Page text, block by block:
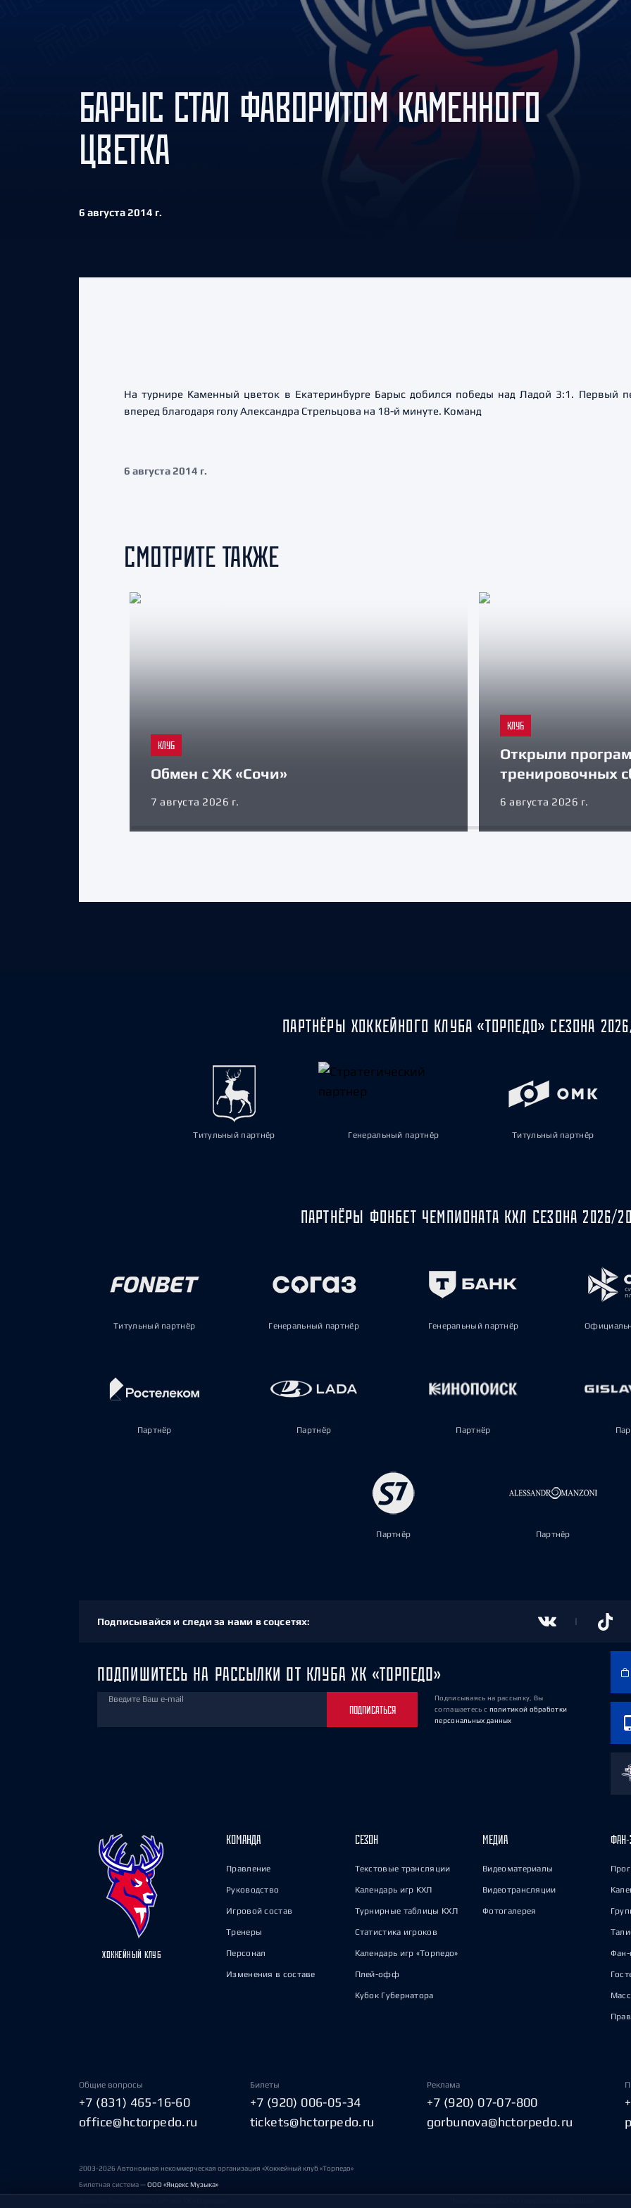
Амур
Барыс
Салават Юлаев
Сибирь
БАРЫС СТАЛ ФАВОРИТОМ КАМЕННОГО
ЦВЕТКА
6 августа 2014 г.
На турнире Каменный цветок в Екатеринбурге Барыс добился победы над Ладой 3:1. Первый
вперед благодаря голу Александра Стрельцова на 18-й минуте. Команд
6 августа 2014 г.
СМОТРИТЕ ТАКЖЕ
КЛУБ
Обмен с ХК «Сочи»
7 августа 2026 г.
КЛУБ
Открыли
тренировочных
6 августа 2026 г.
ПАРТНЁРЫ ХОККЕЙНОГО КЛУБА «ТОРПЕДО» СЕЗОНА
Титульный партнёр Генеральный партнёр Титульный партнёр
ПАРТНЁРЫ ФОНБЕТ ЧЕМПИОНАТА КХЛ СЕЗОНА 2026/
Титульный партнёр Генеральный партнёр Генеральный партнёр
Партнёр Партнёр Партнёр
Партнёр Партнёр
Подписывайся и следи за нами в соцсетях:
ПОДПИШИТЕСЬ НА РАССЫЛКИ ОТ КЛУБА ХК «ТОРПЕДО»
Введите Ваш e-mail
ПОДПИСАТЬСЯ
Подписываясь на рассылку, Вы
соглашаетесь с политикой обработки
персональных данных
ХОККЕЙНЫЙ КЛУБ
КОМАНДА
Правление
Руководство
Игровой состав
Тренеры
Персонал
Изменения в составе
СЕЗОН
Текстовые трансляции
Календарь игр КХЛ
Турнирные таблицы КХЛ
Статистика игроков
Календарь игр «Торпедо»
Плей-офф
Кубок Губернатора
МЕДИА
Видеоматериалы
Видеотрансляции
Фотогалерея
ФАН-
Фан-
Общие вопросы
+7 (831) 465-16-60
office@hctorpedo.ru
Билеты
+7 (920) 006-05-34
tickets@hctorpedo.ru
Реклама
+7 (920) 07-07-800
gorbunova@hctorpedo.ru
2003-2026 Автономная некоммерческая организация «Хоккейный клуб «Торпедо»
Билетная система —ООО «Яндекс Музыка»